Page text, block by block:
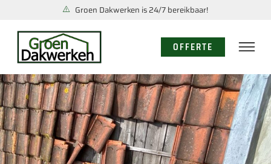
Groen Dakwerken is 24/7 bereikbaar!
OFFERTE